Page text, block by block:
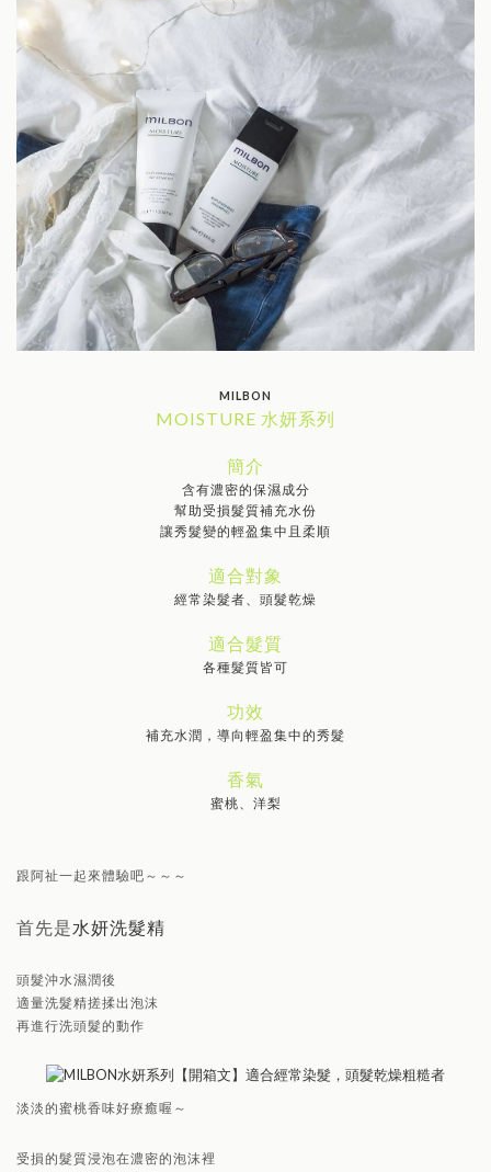
MILBON
MOISTURE 水妍系列
簡介
含有濃密的保濕成分
幫助受損髮質補充水份
讓秀髮變的輕盈集中且柔順
適合對象
經常染髮者、頭髮乾燥
適合髮質
各種髮質皆可
功效
補充水潤，導向輕盈集中的秀髮
香氣
蜜桃、洋梨
跟阿祉一起來體驗吧～～～
首先是水妍洗髮精
頭髮沖水濕潤後
適量洗髮精搓揉出泡沫
再進行洗頭髮的動作
淡淡的蜜桃香味好療癒喔～
受損的髮質浸泡在濃密的泡沫裡